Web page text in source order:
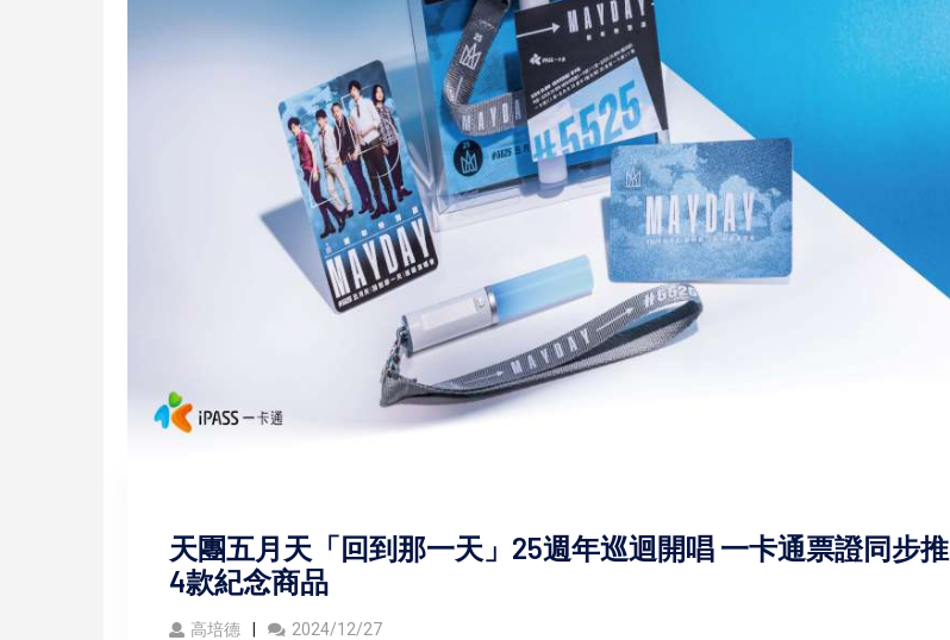
天團五月天「回到那一天」25週年巡迴開唱 一卡通票證同步推
4款紀念商品
高培德 2024/12/27